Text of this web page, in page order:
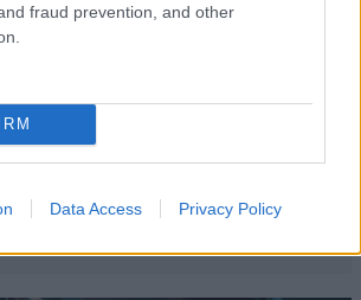
fraud prevention, and other
Data Access Privacy Policy